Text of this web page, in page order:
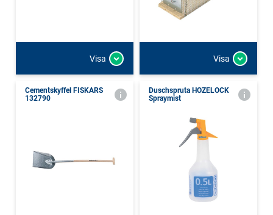
Visa Visa
Cementskyffel FISKARS
132790
Duschspruta HOZELOCK
Spraymist